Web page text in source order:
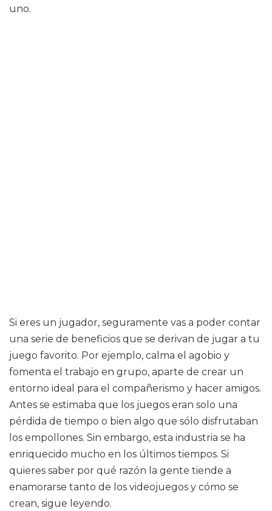
uno.
Si eres un jugador, seguramente vas a poder contar
una serie de beneficios que se derivan de jugar a tu
juego favorito. Por ejemplo, calma el agobio y
fomenta el trabajo en grupo, aparte de crear un
entorno ideal para el compañerismo y hacer amigos.
Antes se estimaba que los juegos eran solo una
pérdida de tiempo o bien algo que sólo disfrutaban
los empollones. Sin embargo, esta industria se ha
enriquecido mucho en los últimos tiempos. Si
quieres saber por qué razón la gente tiende a
enamorarse tanto de los videojuegos y cómo se
crean, sigue leyendo.